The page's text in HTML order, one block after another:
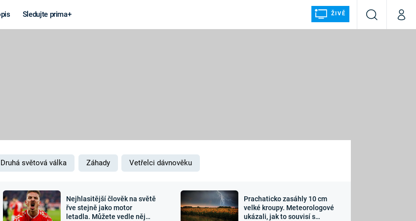
Sledujte prima+ ŽIVĚ
VyhledáváníMůj
MARS
Záhady a
Zajímavosti Sledujte nás
Druhá světová válka Záhady Vetřelci dávnověku
Nejhlasitější člověk na světě
řve stejně jako motor
letadla. Můžete vedle něj
Prachaticko zasáhly 10 cm
velké kroupy. Meteorologové
ukázali, jak to souvisí s